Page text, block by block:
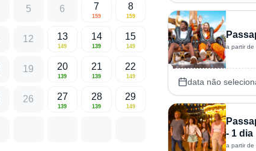
5 6 7
159
8
159
12 13
149
14
139
15
149
19 20
139
21
139
22
149
26 27
139
28
139
29
149
a partir de
data não
- 1 dia
a partir de